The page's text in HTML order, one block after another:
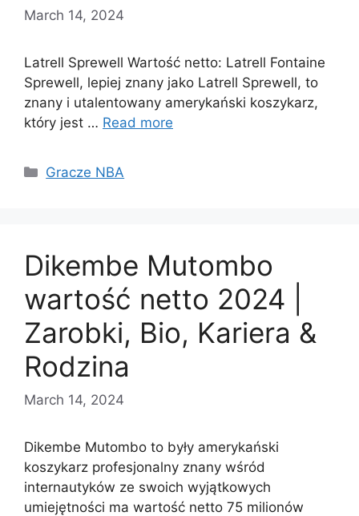
March 14, 2024
Latrell Sprewell Wartość netto: Latrell Fontaine
Sprewell, lepiej znany jako Latrell Sprewell, to
znany i utalentowany amerykański koszykarz,
który jest … Read more
Categories
Gracze NBA
Dikembe Mutombo
wartość netto 2024 |
Zarobki, Bio, Kariera &
Rodzina
March 14, 2024
Dikembe Mutombo to były amerykański
koszykarz profesjonalny znany wśród
internautyków ze swoich wyjątkowych
umiejętności ma wartość netto 75 milionów